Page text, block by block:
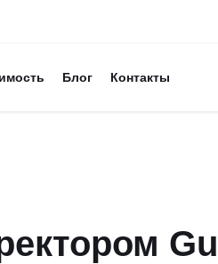
Блог Контакты